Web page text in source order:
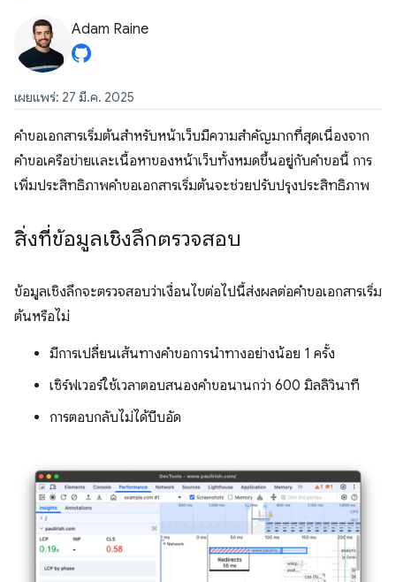
Adam Raine
เผยแพร่: 27 มี.ค. 2025
คำขอเอกสารเริ่มต้นสำหรับหน้าเว็บมีความสำคัญมากที่สุดเนื่องจาก
คำขอเครือข่ายและเนื้อหาของหน้าเว็บทั้งหมดขึ้นอยู่กับคำขอนี้ การ
เพิ่มประสิทธิภาพคำขอเอกสารเริ่มต้นจะช่วยปรับปรุงประสิทธิภาพ
สิ่งที่ข้อมูลเชิงลึกตรวจสอบ
ข้อมูลเชิงลึกจะตรวจสอบว่าเงื่อนไขต่อไปนี้ส่งผลต่อคำขอเอกสารเริ่ม
ต้นหรือไม่
มีการเปลี่ยนเส้นทางคำขอการนำทางอย่างน้อย 1 ครั้ง
เซิร์ฟเวอร์ใช้เวลาตอบสนองคำขอนานกว่า 600 มิลลิวินาที
การตอบกลับไม่ได้บีบอัด